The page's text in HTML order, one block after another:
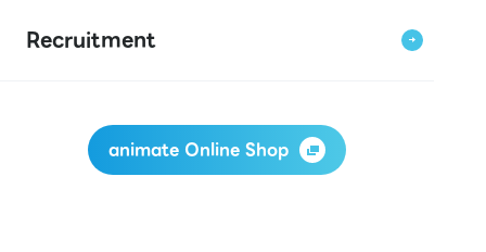
Recruitment
animate Online Shop